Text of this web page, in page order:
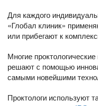
Для каждого
«Глобал клиник»
или прибегают к
Многие
решают с помощью
самыми новейшими
Проктологи используют